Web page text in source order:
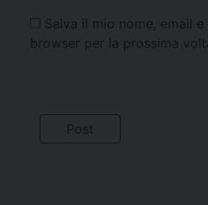
Salva il mio nome, email
browser per la prossima